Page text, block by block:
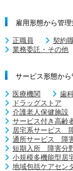
雇用形態から管
正職員 契約
業務委託・その他
サービス形態か
医療機関 歯
ドラッグストア
介護老人保健施設
サービス付き高齢
居宅系サービス
通所サービス 障
短期入所 障害分
小規模多機能型居
地域包括ケアセン